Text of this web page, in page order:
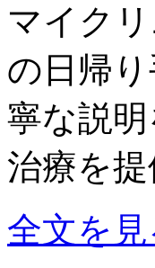
マイク
の日帰
寧な説
治療を
全文を見